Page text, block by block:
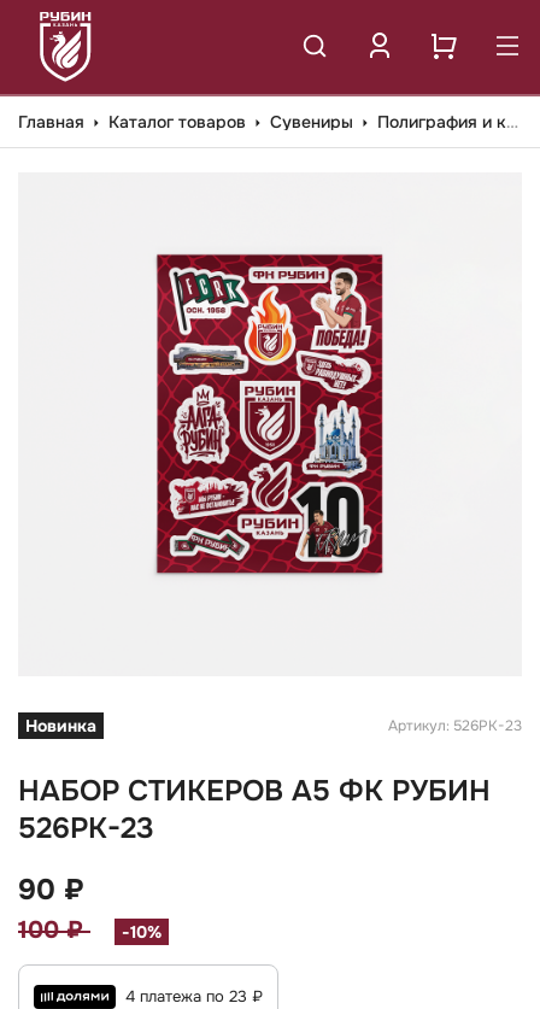
Главная Каталог товаров Сувениры Полиграфия и канцелярия
Новинка Артикул: 526РК-23
НАБОР СТИКЕРОВ А5 ФК РУБИН
526РК-23
90 ₽
100 ₽ -10%
4 платежа по 23 ₽